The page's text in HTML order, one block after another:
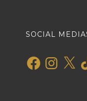
SOCIAL
FacebookInstagram
X